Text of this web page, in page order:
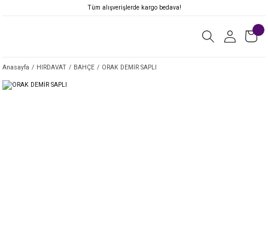
Tüm alışverişlerde kargo bedava!
Anasayfa HIRDAVAT BAHÇE ORAK DEMİR SAPLI